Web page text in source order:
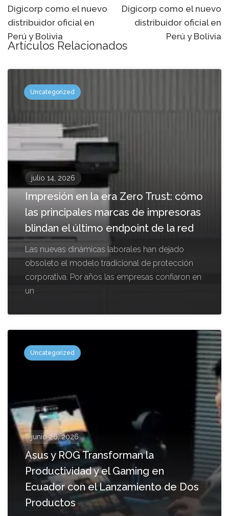
navegación
Digicorp como el nuevo
distribuidor oficial en
Perú y Bolivia
Digicorp como el nuevo
distribuidor oficial en
Perú y Bolivia
Artículos Relacionados
Uncategorized
julio 14, 2026
Impresión en la era Zero Trust: cómo
las principales marcas de impresoras
blindan el último endpoint de la red
Las nuevas dinámicas laborales han dejado
obsoleto el modelo tradicional de protección
corporativa. Por años las empresas confiaron en
un
Uncategorized
junio 26, 2026
Asus y ROG Transforman la
Productividad y el Gaming en
Ecuador con el Lanzamiento de Dos
Productos